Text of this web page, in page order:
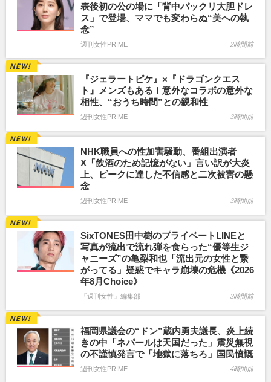
表後初の公の場に「背中パックリ大胆ドレ
ス」で登場、ママでも変わらぬ“美への執
念”
週刊女性PRIME 2時間前
『ジェラートピケ』×『ドラゴンクエス
ト』メンズもある！意外なコラボの意外な
相性、“おうち時間”との親和性
週刊女性PRIME 3時間前
NHK職員への性加害騒動、番組出演者
X「飲酒のため記憶がない」言い訳が大炎
上、ピークに達した不信感と二次被害の懸
念
週刊女性PRIME 3時間前
SixTONES田中樹のプライベートLINEと
写真が流出で流れ弾を食らった“優等生ジ
ャニーズ”の亀梨和也「流出元の女性と繋
がってる」疑惑でキャラ崩壊の危機《2026
年8月Choice》
『週刊女性』編集部 3時間前
福岡県議会の“ドン”蔵内勇夫議長、炎上続
きの中「ネパールは天国だった」震災無視
の不謹慎発言で「地獄に落ちろ」国民憤慨
週刊女性PRIME 4時間前